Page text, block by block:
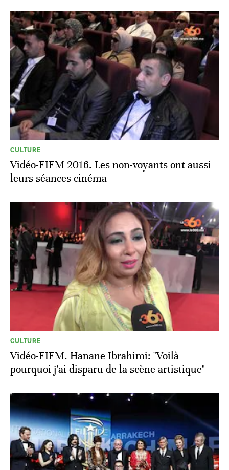
CULTURE
Vidéo-FIFM 2016. Les non-voyants ont aussi
leurs séances cinéma
CULTURE
Vidéo-FIFM. Hanane Ibrahimi: "Voilà
pourquoi j'ai disparu de la scène artistique"